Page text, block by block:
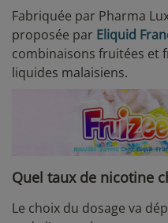
Fabriquée par Pharma
proposée par Eliquid
combinaisons fruitées et
liquides malaisiens.
Quel taux de nicotine
Le choix du dosage va